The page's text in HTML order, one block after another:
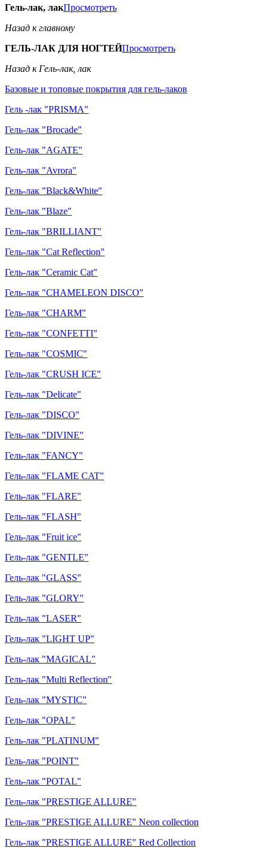
Гель-лак, лакПросмотреть
Назад к главному
ГЕЛЬ-ЛАК ДЛЯ НОГТЕЙПросмотреть
Назад к Гель-лак, лак
Базовые и топовые покрытия для гель-лаков
Гель -лак "PRISMA"
Гель-лак "Brocade"
Гель-лак "AGATE"
Гель-лак "Avrora"
Гель-лак "Black&White"
Гель-лак "Blaze"
Гель-лак "BRILLIANT"
Гель-лак "Cat Reflection"
Гель-лак "Ceramic Cat"
Гель-лак "CHAMELEON DISCO"
Гель-лак "CHARM"
Гель-лак "CONFETTI"
Гель-лак "COSMIC"
Гель-лак "CRUSH ICE"
Гель-лак "Delicate"
Гель-лак "DISCO"
Гель-лак "DIVINE"
Гель-лак "FANCY"
Гель-лак "FLAME CAT"
Гель-лак "FLARE"
Гель-лак "FLASH"
Гель-лак "Fruit ice"
Гель-лак "GENTLE"
Гель-лак "GLASS"
Гель-лак "GLORY"
Гель-лак "LASER"
Гель-лак "LIGHT UP"
Гель-лак "MAGICAL"
Гель-лак "Multi Reflection"
Гель-лак "MYSTIC"
Гель-лак "OPAL"
Гель-лак "PLATINUM"
Гель-лак "POINT"
Гель-лак "POTAL"
Гель-лак "PRESTIGE ALLURE"
Гель-лак "PRESTIGE ALLURE" Neon collection
Гель-лак "PRESTIGE ALLURE" Red Collection